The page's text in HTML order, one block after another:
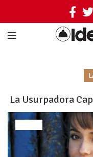
La Usurpadora